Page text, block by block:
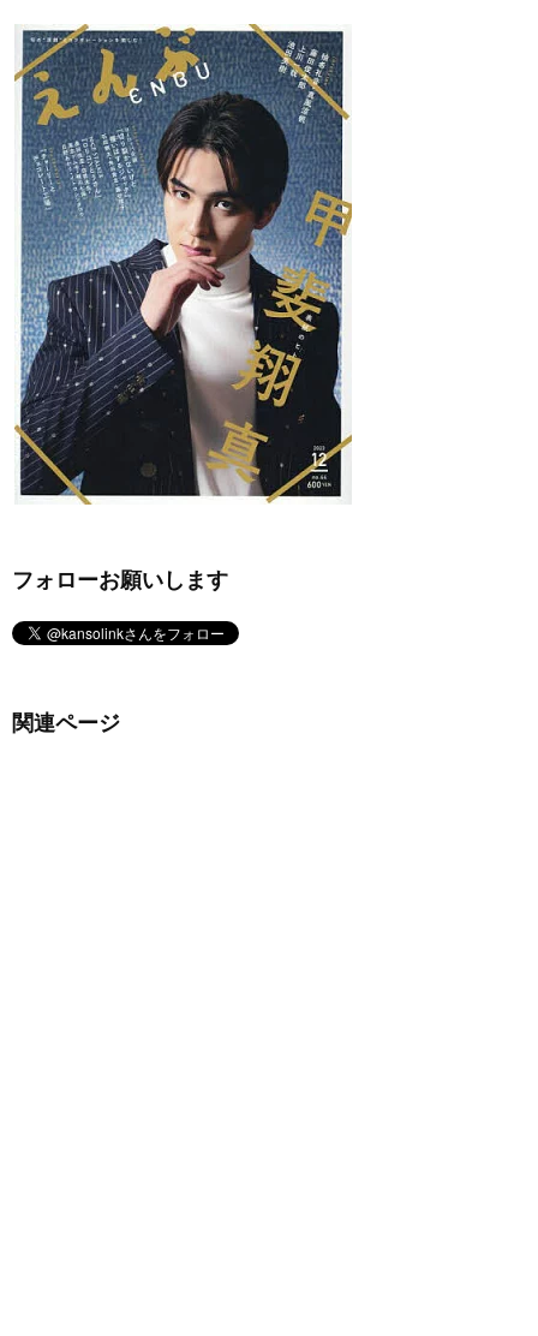
フォローお願いします
関連ページ